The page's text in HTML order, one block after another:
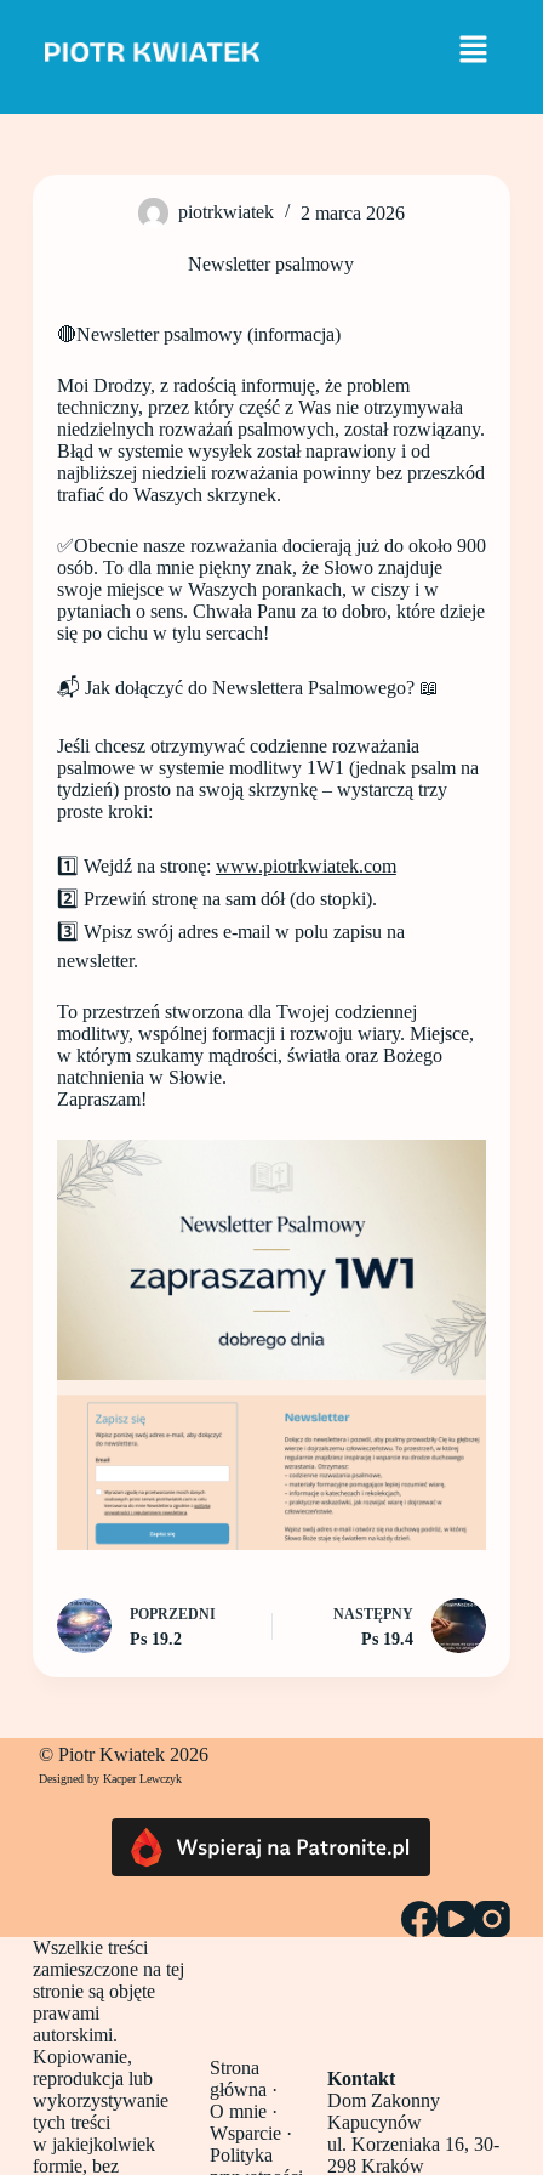
j
piotrkwiatek 2 marca 2026
Newsletter psalmowy
🔴Newsletter psalmowy (informacja)
Moi Drodzy, z radością informuję, że problem
techniczny, przez który część z Was nie otrzymywała
niedzielnych rozważań psalmowych, został rozwiązany.
Błąd w systemie wysyłek został naprawiony i od
najbliższej niedzieli rozważania powinny bez przeszkód
trafiać do Waszych skrzynek.
✅Obecnie nasze rozważania docierają już do około 900
osób. To dla mnie piękny znak, że Słowo znajduje
swoje miejsce w Waszych porankach, w ciszy i w
pytaniach o sens. Chwała Panu za to dobro, które dzieje
się po cichu w tylu sercach!
📬 Jak dołączyć do Newslettera Psalmowego? 📖
Jeśli chcesz otrzymywać codzienne rozważania
psalmowe w systemie modlitwy 1W1 (jednak psalm na
tydzień) prosto na swoją skrzynkę – wystarczą trzy
proste kroki:
1️⃣ Wejdź na stronę: www.piotrkwiatek.com
2️⃣ Przewiń stronę na sam dół (do stopki).
3️⃣ Wpisz swój adres e-mail w polu zapisu na
newsletter.
To przestrzeń stworzona dla Twojej codziennej
modlitwy, wspólnej formacji i rozwoju wiary. Miejsce,
w którym szukamy mądrości, światła oraz Bożego
natchnienia w Słowie.
Zapraszam!
POPRZEDNI
Ps 19.2
NASTĘPNY
Ps 19.4
© Piotr Kwiatek 2026
Designed by Kacper Lewczyk
Wszelkie treści
zamieszczone na tej
stronie są objęte
prawami
autorskimi.
Kopiowanie,
reprodukcja lub
wykorzystywanie
tych treści
w jakiejkolwiek
formie, bez
Strona
główna ·
O mnie ·
Wsparcie ·
Polityka
Kontakt
Dom Zakonny
Kapucynów
ul. Korzeniaka 16, 30-
298 Kraków